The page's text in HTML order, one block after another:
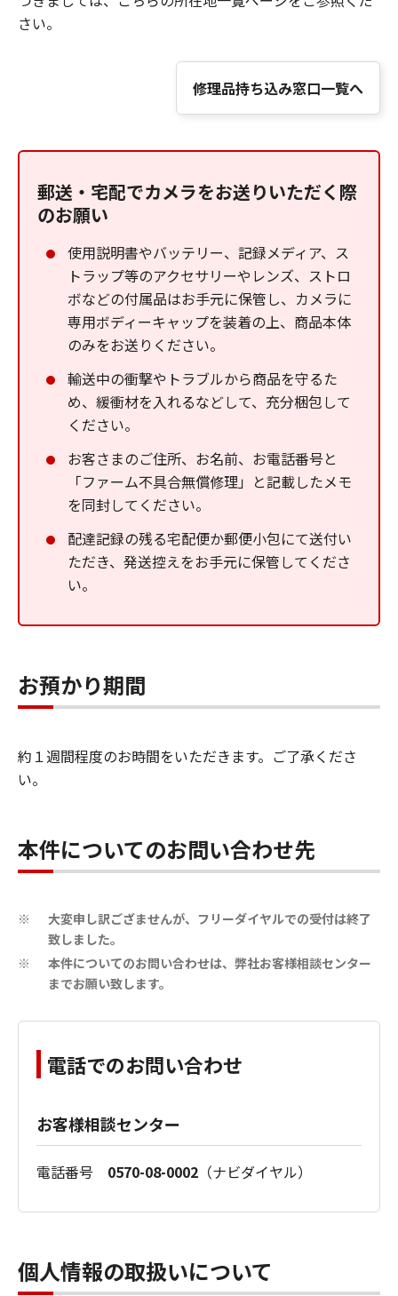
さい。
修理品持ち込み窓口一覧へ
郵送・宅配でカメラをお送りいただく際
のお願い
使用説明書やバッテリー、記録メディア、ス
トラップ等のアクセサリーやレンズ、ストロ
ボなどの付属品はお手元に保管し、カメラに
専用ボディーキャップを装着の上、商品本体
のみをお送りください。
輸送中の衝撃やトラブルから商品を守るた
め、緩衝材を入れるなどして、充分梱包して
ください。
お客さまのご住所、お名前、お電話番号と
「ファーム不具合無償修理」と記載したメモ
を同封してください。
配達記録の残る宅配便か郵便小包にて送付い
ただき、発送控えをお手元に保管してくださ
い。
お預かり期間
約１週間程度のお時間をいただきます。ご了承くださ
い。
本件についてのお問い合わせ先
※
大変申し訳ござませんが、フリーダイヤルでの受付は終了
致しました。
※
本件についてのお問い合わせは、弊社お客様相談センター
までお願い致します。
電話でのお問い合わせ
お客様相談センター
電話番号 0570-08-0002 （ナビダイヤル）
個人情報の取扱いについて